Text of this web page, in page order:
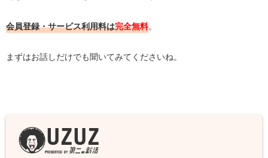
会員登録・サービス利用料は完全無料。
まずはお話しだけでも聞いてみてくださいね。